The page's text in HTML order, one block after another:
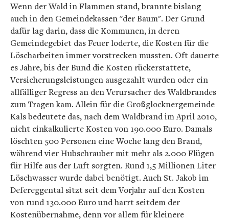
Wenn der Wald in Flammen stand, brannte bislang
auch in den Gemeindekassen "der Baum". Der Grund
dafür lag darin, dass die Kommunen, in deren
Gemeindegebiet das Feuer loderte, die Kosten für die
Löscharbeiten immer vorstrecken mussten. Oft dauerte
es Jahre, bis der Bund die Kosten rückerstattete,
Versicherungsleistungen ausgezahlt wurden oder ein
allfälliger Regress an den Verursacher des Waldbrandes
zum Tragen kam. Allein für die Großglocknergemeinde
Kals bedeutete das, nach dem Waldbrand im April 2010,
nicht einkalkulierte Kosten von 190.000 Euro. Damals
löschten 500 Personen eine Woche lang den Brand,
während vier Hubschrauber mit mehr als 2.000 Flügen
für Hilfe aus der Luft sorgten. Rund 1,5 Millionen Liter
Löschwasser wurde dabei benötigt. Auch St. Jakob im
Defereggental sitzt seit dem Vorjahr auf den Kosten
von rund 130.000 Euro und harrt seitdem der
Kostenübernahme, denn vor allem für kleinere